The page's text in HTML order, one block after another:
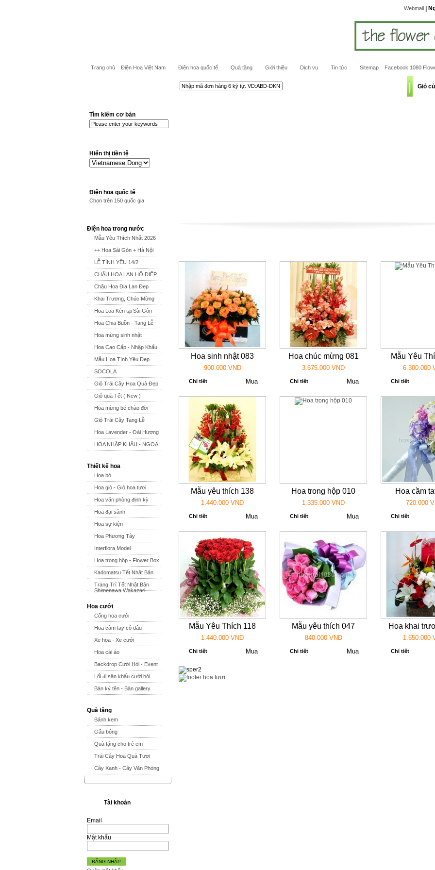
Webmail |
Trang chủ Điện Hoa Việt Nam Điện hoa quốc tế Quà tặng Giới thiệu Dịch vụ Tin tức Sitemap Facebook 1080
Giỏ
Tìm kiếm cơ bản
Hiển thị tiền tệ
Điện hoa quốc tế
Chọn trên 150 quốc gia
Điện hoa trong nước
Mẫu Yêu Thích Nhất 2026
++ Hoa Sài Gòn + Hà Nội
LỄ TÌNH YÊU 14/2
CHẬU HOA LAN HỒ ĐIỆP
Chậu Hoa Địa Lan Đẹp
Khai Trương, Chúc Mừng
Hoa Loa Kèn tại Sài Gòn
Hoa Chia Buồn - Tang Lễ
Hoa mừng sinh nhật
Hoa Cao Cấp - Nhập Khẩu
Mẫu Hoa Tình Yêu Đẹp
SOCOLA
Giỏ Trái Cây Hoa Quả Đẹp
Giỏ quà Tết ( New )
Hoa mừng bé chào đời
Giỏ Trái Cây Tang Lễ
Hoa Lavender - Oải Hương
HOA NHẬP KHẨU - NGOẠI
Thiết kế hoa
Hoa bó
Hoa giỏ - Giỏ hoa tươi
Hoa văn phòng định kỳ
Hoa đại sảnh
Hoa sự kiện
Hoa Phương Tây
Interflora Model
Hoa trong hộp - Flower Box
Kadomatsu Tết Nhật Bản
Trang Trí Tết Nhật Bản
Shimenawa Wakazari
Hoa cưới
Cổng hoa cưới
Hoa cầm tay cô dâu
Xe hoa - Xe cưới
Hoa cài áo
Backdrop Cưới Hỏi - Event
Lối đi sân khấu cưới hỏi
Bàn ký tên - Bàn gallery
Quà tặng
Bánh kem
Gấu bông
Quà tặng cho trẻ em
Trái Cây Hoa Quả Tươi
Cây Xanh - Cây Văn Phòng
Tài khoản
Email
Mật khẩu
ĐĂNG NHẬP
Hoa sinh nhật 083
900.000 VND
Chi tiết
Hoa chúc mừng 081
3.675.000 VND
Chi tiết
Mẫu Yêu
6.300.000
Chi tiết
Mẫu yêu thích 138
1.440.000 VND
Chi tiết
Hoa trong hộp 010
1.335.000 VND
Chi tiết
Hoa cầm
720.000
Chi tiết
Mẫu Yêu Thích 118
1.440.000 VND
Chi tiết
Mẫu yêu thích 047
840.000 VND
Chi tiết
Hoa khai
1.650.000
Chi tiết